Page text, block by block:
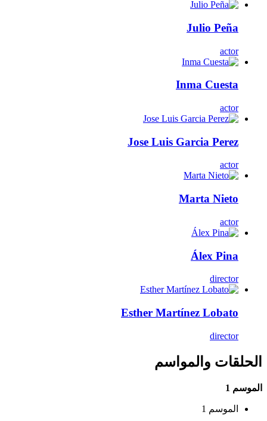
Julio Peña
actor
Inma Cuesta
actor
Jose Luis Garcia Perez
actor
Marta Nieto
actor
Álex Pina
director
Esther Martínez Lobato
director
الحلقات والمواسم
الموسم 1
الموسم 1